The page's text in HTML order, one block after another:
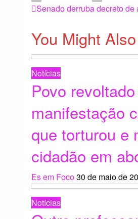
Navegação
de
Post
Previous
Senado derruba decreto
You Might
Notícias
Povo
manifestação
que torturou e
cidadão em
Es em Foco30 de maio de
Notícias